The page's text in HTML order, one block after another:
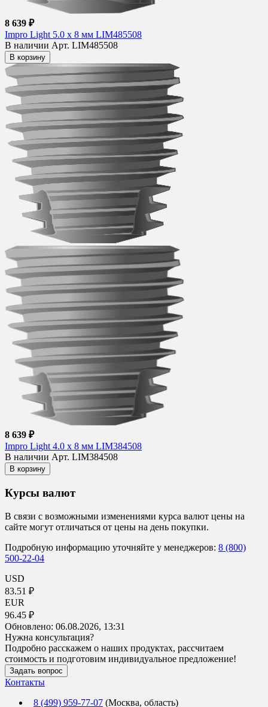
8 639 ₽
Impro Light 5.0 х 8 мм LIM485508
В наличии Арт. LIM485508
В корзину
8 639 ₽
Impro Light 4.0 х 8 мм LIM384508
В наличии Арт. LIM384508
В корзину
Курсы валют
В связи с возможными изменениями курса валют цены на
сайте могут отличаться от цены на день покупки.
Подробную информацию уточняйте у менеджеров: 8 (800)
500-22-04
USD
83.51 ₽
EUR
96.45 ₽
Обновлено: 06.08.2026, 13:31
Нужна консультация?
Подробно расскажем о наших продуктах, рассчитаем
стоимость и подготовим индивидуальное предложение!
Задать вопрос
Контакты
8 (499) 959-77-07 (Москва, область)